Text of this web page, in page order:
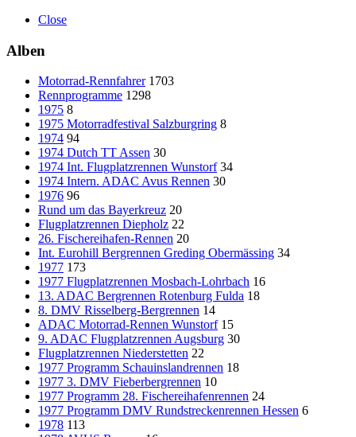
Close
Alben
Motorrad-Rennfahrer 1703
Rennprogramme 1298
1975 8
1975 Motorradfestival Salzburgring 8
1974 94
1974 Dutch TT Assen 30
1974 Int. Flugplatzrennen Wunstorf 34
1974 Intern. ADAC Avus Rennen 30
1976 96
Rund um das Bayerkreuz 20
Flugplatzrennen Diepholz 22
26. Fischereihafen-Rennen 20
Int. Eurohill Bergrennen Greding Obermässing 34
1977 173
1977 Flugplatzrennen Mosbach-Lohrbach 16
13. ADAC Bergrennen Rotenburg Fulda 18
8. DMV Risselberg-Bergrennen 14
ADAC Motorrad-Rennen Wunstorf 15
9. ADAC Flugplatzrennen Augsburg 30
Flugplatzrennen Niederstetten 22
1977 Programm Schauinslandrennen 18
1977 3. DMV Fieberbergrennen 10
1977 Programm 28. Fischereihafenrennen 24
1977 Programm DMV Rundstreckenrennen Hessen 6
1978 113